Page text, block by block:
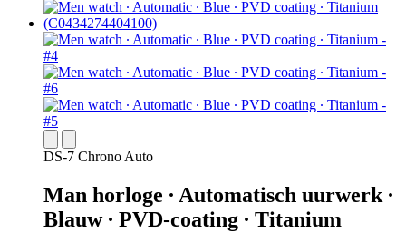
DS-7 Chrono Auto
Man horloge ∙ Automatisch uurwerk ∙
Blauw ∙ PVD-coating ∙ Titanium